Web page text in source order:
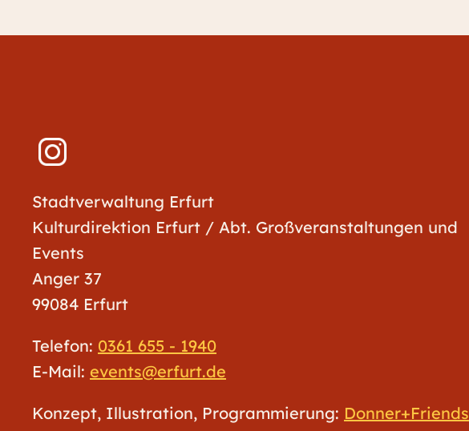
Stadtverwaltung Erfurt
Kulturdirektion Erfurt / Abt. Großveranstaltungen und
Events
Anger 37
99084 Erfurt
Telefon: 0361 655 - 1940
E-Mail: events@erfurt.de
Konzept, Illustration, Programmierung: Donner+Friends